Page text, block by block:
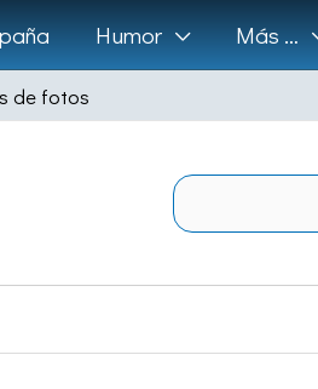
Humor Más …
de fotos